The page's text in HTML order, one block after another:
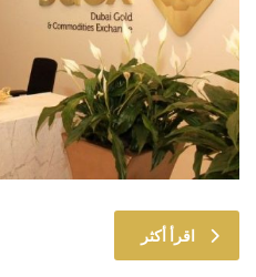
اقرأ أكثر